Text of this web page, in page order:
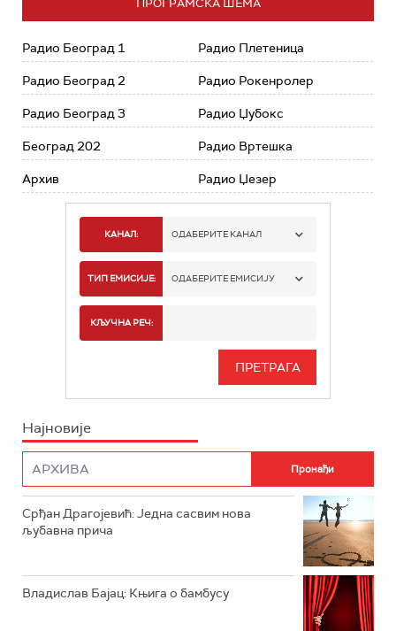
ПРОГРАМСКА ШЕМА
Радио Београд 1
Радио Београд 2
Радио Београд 3
Београд 202
Архив
Радио Плетеница
Радио Рокенролер
Радио Џубокс
Радио Вртешка
Радио Џезер
КАНАЛ: ОДАБЕРИТЕ КАНАЛ
РАДИО БЕОГРАД 1
РАДИО БЕОГРАД 3
РАДИО РОКЕНРОЛЕР
РАДИО ЏЕЗЕР
ТИП ЕМИСИЈЕ: ОДАБЕРИТЕ ЕМИСИЈУ
ИНФО
КЉУЧНА РЕЧ:
Најновије
Срђан Драгојевић: Једна сасвим нова
љубавна прича
Владислав Бајац: Књига о бамбусу